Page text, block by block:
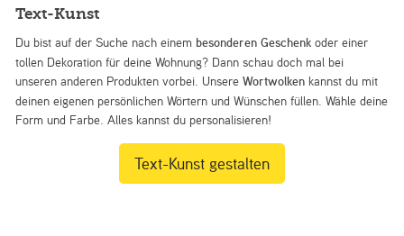
Text-Kunst
Du bist auf der Suche nach einem besonderen Geschenk oder einer
tollen Dekoration für deine Wohnung? Dann schau doch mal bei
unseren anderen Produkten vorbei. UnsereWortwolken kannst du mit
deinen eigenen persönlichen Wörtern und Wünschen füllen. Wähle deine
Form und Farbe. Alles kannst du personalisieren!
Text-Kunst gestalten